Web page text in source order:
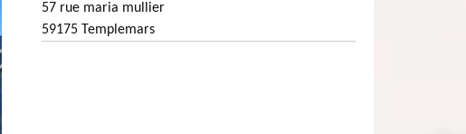
57 rue maria mullier
59175 Templemars